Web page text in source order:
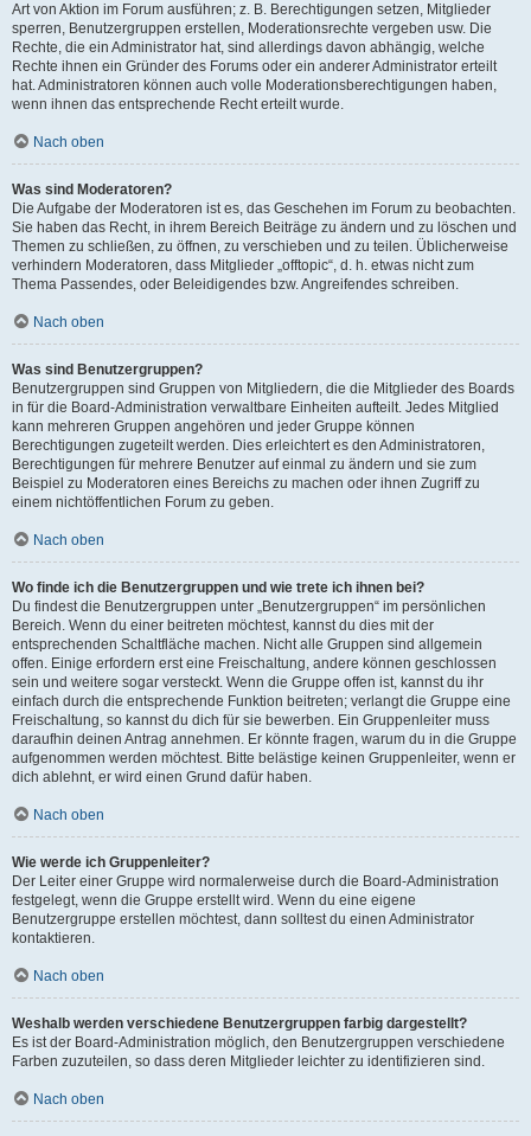
Art von Aktion im Forum ausführen; z. B. Berechtigungen setzen, Mitglieder
sperren, Benutzergruppen erstellen, Moderationsrechte vergeben usw. Die
Rechte, die ein Administrator hat, sind allerdings davon abhängig, welche
Rechte ihnen ein Gründer des Forums oder ein anderer Administrator erteilt
hat. Administratoren können auch volle Moderationsberechtigungen haben,
wenn ihnen das entsprechende Recht erteilt wurde.
Nach oben
Was sind Moderatoren?
Die Aufgabe der Moderatoren ist es, das Geschehen im Forum zu beobachten.
Sie haben das Recht, in ihrem Bereich Beiträge zu ändern und zu löschen und
Themen zu schließen, zu öffnen, zu verschieben und zu teilen. Üblicherweise
verhindern Moderatoren, dass Mitglieder „offtopic“, d. h. etwas nicht zum
Thema Passendes, oder Beleidigendes bzw. Angreifendes schreiben.
Nach oben
Was sind Benutzergruppen?
Benutzergruppen sind Gruppen von Mitgliedern, die die Mitglieder des Boards
in für die Board-Administration verwaltbare Einheiten aufteilt. Jedes Mitglied
kann mehreren Gruppen angehören und jeder Gruppe können
Berechtigungen zugeteilt werden. Dies erleichtert es den Administratoren,
Berechtigungen für mehrere Benutzer auf einmal zu ändern und sie zum
Beispiel zu Moderatoren eines Bereichs zu machen oder ihnen Zugriff zu
einem nichtöffentlichen Forum zu geben.
Nach oben
Wo finde ich die Benutzergruppen und wie trete ich ihnen bei?
Du findest die Benutzergruppen unter „Benutzergruppen“ im persönlichen
Bereich. Wenn du einer beitreten möchtest, kannst du dies mit der
entsprechenden Schaltfläche machen. Nicht alle Gruppen sind allgemein
offen. Einige erfordern erst eine Freischaltung, andere können geschlossen
sein und weitere sogar versteckt. Wenn die Gruppe offen ist, kannst du ihr
einfach durch die entsprechende Funktion beitreten; verlangt die Gruppe eine
Freischaltung, so kannst du dich für sie bewerben. Ein Gruppenleiter muss
daraufhin deinen Antrag annehmen. Er könnte fragen, warum du in die Gruppe
aufgenommen werden möchtest. Bitte belästige keinen Gruppenleiter, wenn er
dich ablehnt, er wird einen Grund dafür haben.
Nach oben
Wie werde ich Gruppenleiter?
Der Leiter einer Gruppe wird normalerweise durch die Board-Administration
festgelegt, wenn die Gruppe erstellt wird. Wenn du eine eigene
Benutzergruppe erstellen möchtest, dann solltest du einen Administrator
kontaktieren.
Nach oben
Weshalb werden verschiedene Benutzergruppen farbig dargestellt?
Es ist der Board-Administration möglich, den Benutzergruppen verschiedene
Farben zuzuteilen, so dass deren Mitglieder leichter zu identifizieren sind.
Nach oben